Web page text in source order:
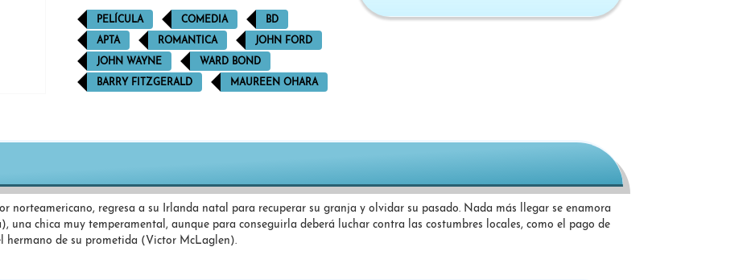
PELÍCULA COMEDIA BD
APTA ROMANTICA JOHN FORD
JOHN WAYNE WARD BOND
BARRY FITZGERALD MAUREEN OHARA
norteamericano, regresa a su Irlanda natal para recuperar su granja y olvidar su pasado. Nada más llegar se enamora
una chica muy temperamental, aunque para conseguirla deberá luchar contra las costumbres locales, como el pago de
hermano de su prometida (Victor McLaglen).